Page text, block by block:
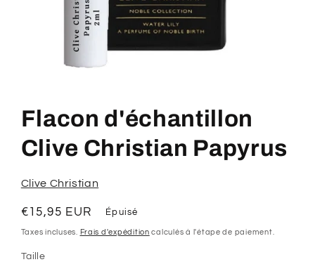
média
dans
une
fenêtre
Flacon d'échantillon
Clive Christian Papyrus
Clive Christian
Prix
habituel
€15,95 EUR Épuisé
Taxes incluses. Frais d'expédition calculés à l'étape de paiement.
Taille